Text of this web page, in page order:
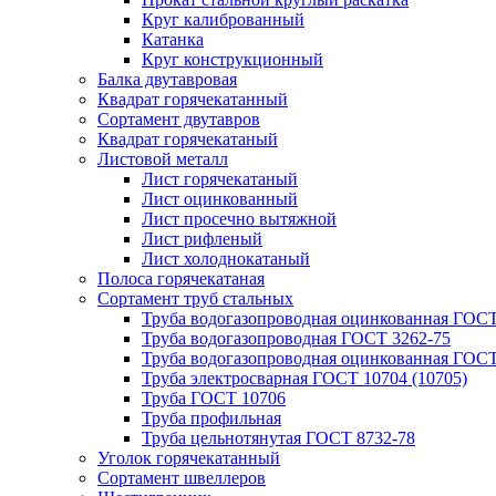
Круг калиброванный
Катанка
Круг конструкционный
Балка двутавровая
Квадрат горячекатанный
Сортамент двутавров
Квадрат горячекатаный
Листовой металл
Лист горячекатаный
Лист оцинкованный
Лист просечно вытяжной
Лист рифленый
Лист холоднокатаный
Полоса горячекатаная
Сортамент труб стальных
Труба водогазопроводная оцинкованная
Труба водогазопроводная ГОСТ 3262-75
Труба водогазопроводная оцинкованная
Труба электросварная ГОСТ 10704 (10705)
Труба ГОСТ 10706
Труба профильная
Труба цельнотянутая ГОСТ 8732-78
Уголок горячекатанный
Сортамент швеллеров